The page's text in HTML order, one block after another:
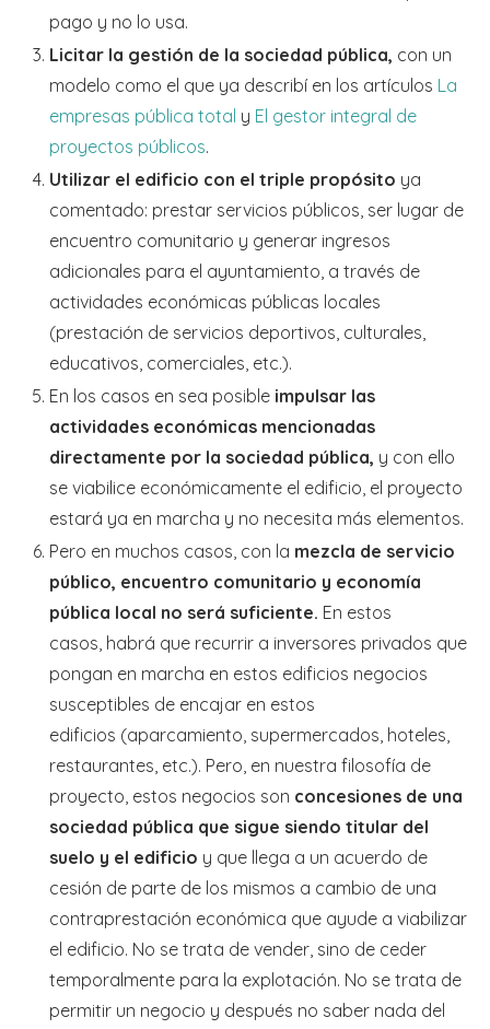
pago y no lo usa.
Licitar la gestión de la sociedad pública, con un
modelo como el que ya describí en los artículos La
empresas pública total y El gestor integral de
proyectos públicos.
Utilizar el edificio con el triple propósito ya
comentado: prestar servicios públicos, ser lugar de
encuentro comunitario y generar ingresos
adicionales para el ayuntamiento, a través de
actividades económicas públicas locales
(prestación de servicios deportivos, culturales,
educativos, comerciales, etc.).
En los casos en sea posible impulsar las
actividades económicas mencionadas
directamente por la sociedad pública, y con ello
se viabilice económicamente el edificio, el proyecto
estará ya en marcha y no necesita más elementos.
Pero en muchos casos, con la mezcla de servicio
público, encuentro comunitario y economía
pública local no será suficiente. En estos
casos, habrá que recurrir a inversores privados que
pongan en marcha en estos edificios negocios
susceptibles de encajar en estos
edificios (aparcamiento, supermercados, hoteles,
restaurantes, etc.). Pero, en nuestra filosofía de
proyecto, estos negocios son concesiones de una
sociedad pública que sigue siendo titular del
suelo y el edificio y que llega a un acuerdo de
cesión de parte de los mismos a cambio de una
contraprestación económica que ayude a viabilizar
el edificio. No se trata de vender, sino de ceder
temporalmente para la explotación. No se trata de
permitir un negocio y después no saber nada del